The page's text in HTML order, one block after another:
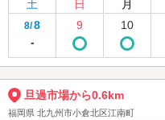
土 日 月
8/8
-
9 10
旦過市場から0.6km
福岡県 北九州市小倉北区江南町